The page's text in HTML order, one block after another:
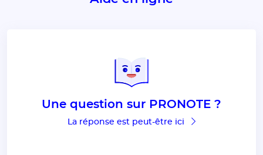
Une question sur PRONOTE ?
La réponse est peut-être ici